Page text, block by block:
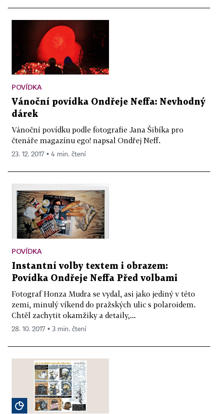
POVÍDKA
Vánoční povídka Ondřeje Neffa: Nevhodný
dárek
Vánoční povídku podle fotografie Jana Šibíka pro
čtenáře magazínu ego! napsal Ondřej Neff.
23. 12. 2017 ▪ 4 min. čtení
POVÍDKA
Instantní volby textem i obrazem:
Povídka Ondřeje Neffa Před volbami
Fotograf Honza Mudra se vydal, asi jako jediný v této
zemi, minulý víkend do pražských ulic s polaroidem.
Chtěl zachytit okamžiky a detaily,...
28. 10. 2017 ▪ 3 min. čtení